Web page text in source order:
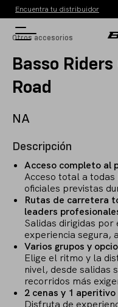
Encuentra tu distribuidor
Otros accesorios
Basso
Road
NA
Descripción
Acceso completo al
Acceso total a todas
oficiales previstas
Rutas de carretera
leaders
Salidas dirigidas
experiencia segura,
Varios grupos y
Elige el ritmo y la
nivel, desde salidas
recorridos más
2 cenas y 1 aperitivo
Disfruta de